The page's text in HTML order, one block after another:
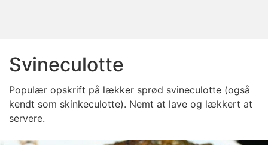
Svineculotte
Populær opskrift på lækker sprød svineculotte (også
kendt som skinkeculotte). Nemt at lave og lækkert at
servere.